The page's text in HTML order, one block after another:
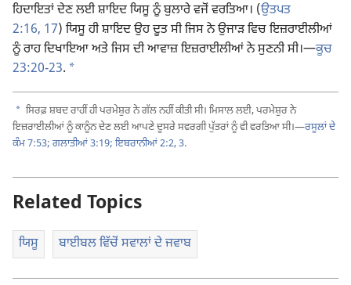
ਹਿਦਾਇਤਾਂ ਦੇਣ ਲਈ ਸ਼ਾਇਦ ਯਿਸੂ ਨੂੰ ਬੁਲਾਰੇ ਵਜੋਂ ਵਰਤਿਆ। (ਉਤਪਤ
2:16, 17) ਯਿਸੂ ਹੀ ਸ਼ਾਇਦ ਉਹ ਦੂਤ ਸੀ ਜਿਸ ਨੇ ਉਜਾੜ ਵਿਚ ਇਜ਼ਰਾਈਲੀਆਂ
ਨੂੰ ਰਾਹ ਦਿਖਾਇਆ ਅਤੇ ਜਿਸ ਦੀ ਆਵਾਜ਼ ਇਜ਼ਰਾਈਲੀਆਂ ਨੇ ਸੁਣਨੀ ਸੀ।—ਕੂਚ
23:20-23. a
a ਸਿਰਫ਼ ਸ਼ਬਦ ਰਾਹੀਂ ਹੀ ਪਰਮੇਸ਼ੁਰ ਨੇ ਗੱਲ ਨਹੀਂ ਕੀਤੀ ਸੀ। ਮਿਸਾਲ ਲਈ, ਪਰਮੇਸ਼ੁਰ ਨੇ
ਇਜ਼ਰਾਈਲੀਆਂ ਨੂੰ ਕਾਨੂੰਨ ਦੇਣ ਲਈ ਆਪਣੇ ਦੂਸਰੇ ਸਵਰਗੀ ਪੁੱਤਰਾਂ ਨੂੰ ਵੀ ਵਰਤਿਆ ਸੀ।—ਰਸੂਲਾਂ ਦੇ
ਕੰਮ 7:53; ਗਲਾਤੀਆਂ 3:19; ਇਬਰਾਨੀਆਂ 2:2, 3.
Related Topics
ਯਿਸੂ ਬਾਈਬਲ ਵਿੱਚੋਂ ਸਵਾਲਾਂ ਦੇ ਜਵਾਬ